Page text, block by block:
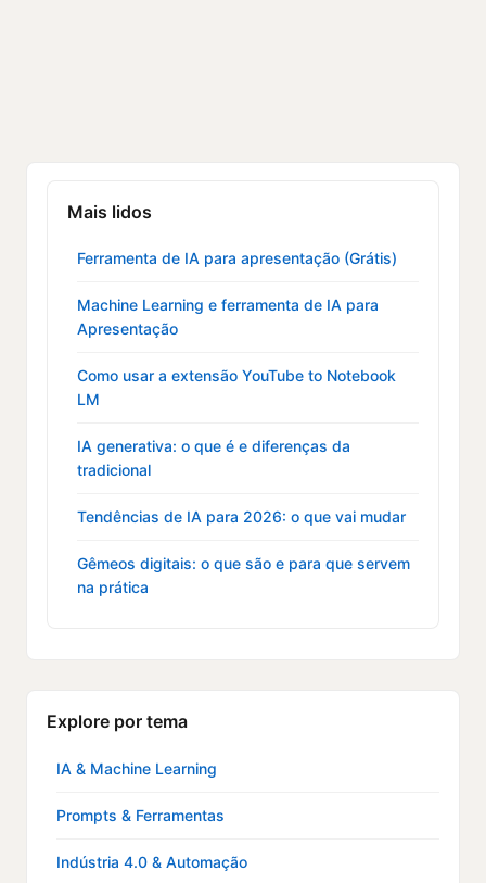
Mais lidos
Ferramenta de IA para apresentação (Grátis)
Machine Learning e ferramenta de IA para
Apresentação
Como usar a extensão YouTube to Notebook
LM
IA generativa: o que é e diferenças da
tradicional
Tendências de IA para 2026: o que vai mudar
Gêmeos digitais: o que são e para que servem
na prática
Explore por tema
IA & Machine Learning
Prompts & Ferramentas
Indústria 4.0 & Automação